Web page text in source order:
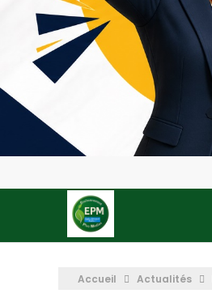
Accueil Actualités